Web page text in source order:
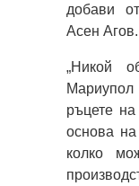
добави
Асен Агов.
„Никой
ръцете
основа
колко